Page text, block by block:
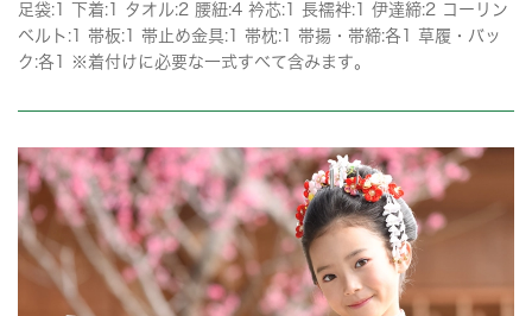
足袋:1 下着:1 タオル:2 腰紐:4 衿芯:1 長襦袢:1 伊達締:2 コーリン
ベルト:1 帯板:1 帯止め金具:1 帯枕:1 帯揚・帯締:各1 草履・バッ
ク:各1 ※着付けに必要な一式すべて含みます。